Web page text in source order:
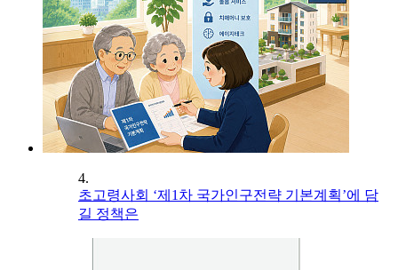
4.
초고령사회 ‘제1차 국가인구전략 기본계획’에 담
길 정책은